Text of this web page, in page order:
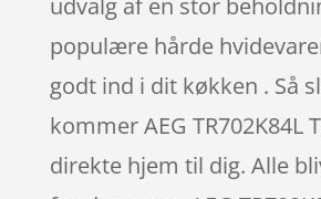
populære hårde
godt ind i dit køkken . Så
kommer AEG TR702K84L
direkte hjem til dig. Alle